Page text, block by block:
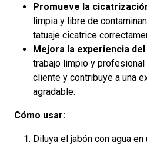
Promueve la
limpia y libre de
tatuaje cicatrice
Mejora la experiencia
trabajo limpio y
cliente y contribuye a una
agradable.
Cómo usar:
Diluya el jabón con agua